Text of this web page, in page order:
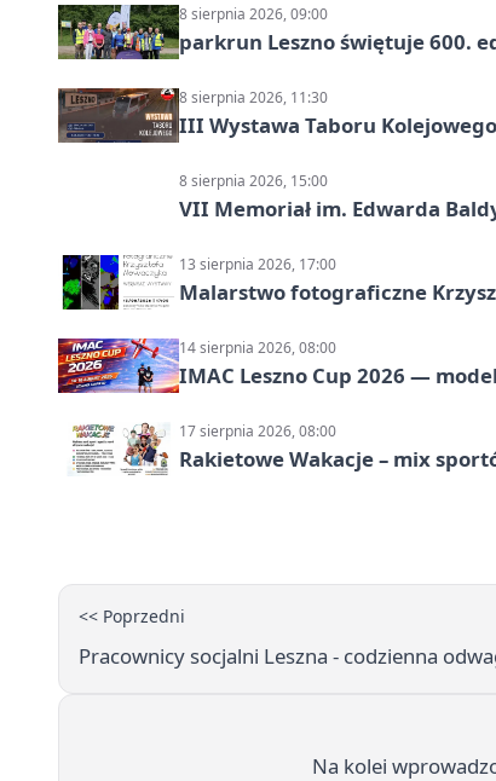
8 sierpnia 2026, 09:00
parkrun Leszno świętuje 600.
8 sierpnia 2026, 11:30
III Wystawa Taboru
8 sierpnia 2026, 15:00
VII Memoriał im. Edwarda
13 sierpnia 2026, 17:00
Malarstwo fotograficzne
14 sierpnia 2026, 08:00
IMAC Leszno Cup 2026 —
17 sierpnia 2026, 08:00
Rakietowe Wakacje – mix
<< Poprzedni
Pracownicy socjalni Leszna - codzienna
Na kolei